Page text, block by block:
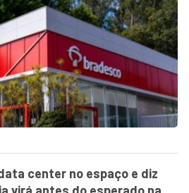
center no espaço e diz